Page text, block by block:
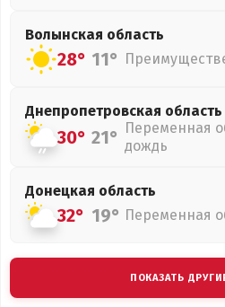
Волынская область
28° 11°
Днепропетровская область
30° 21° Переменная
дождь
Донецкая область
32° 19° Переменная
ПОКАЗАТЬ